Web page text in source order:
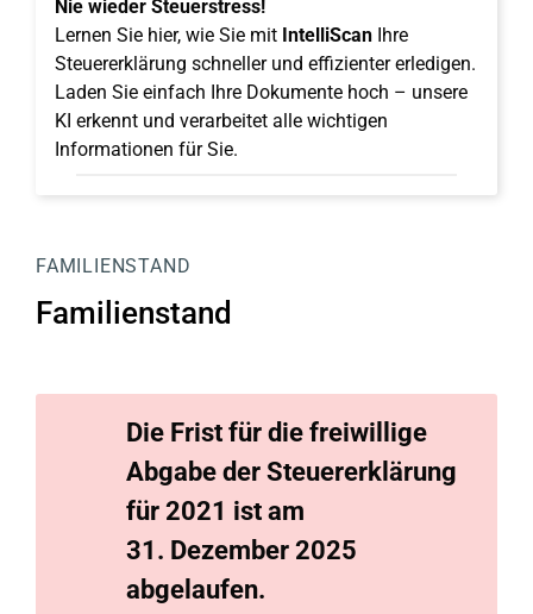
Nie wieder Steuerstress!
Lernen Sie hier, wie Sie mit IntelliScan Ihre
Steuererklärung schneller und effizienter erledigen.
Laden Sie einfach Ihre Dokumente hoch – unsere
KI erkennt und verarbeitet alle wichtigen
Informationen für Sie.
FAMILIENSTAND
Familienstand
Die Frist für die freiwillige
Abgabe der Steuererklärung
für 2021 ist am
31. Dezember 2025
abgelaufen.